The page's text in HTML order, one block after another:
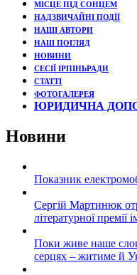
МІСЦЕ ПІД СОНЦЕМ
НАДЗВИЧАЙНІ ПОДЇЇ
НАШІ АВТОРИ
НАШ ПОГЛЯД
НОВИНИ
СЕСІЇ ІРПІНЬРАДИ
СТАТТІ
ФОТОГАЛЕРЕЯ
ЮРИДИЧНА
Новини
Показник
Сергій Мартинюк
літературної
Поки живе наше
серцях – житиме й